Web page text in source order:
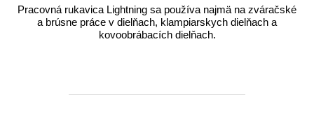
Pracovná rukavica Lightning sa používa najmä na zváračské
a brúsne práce v dielňach, klampiarskych dielňach a
kovoobrábacích dielňach.